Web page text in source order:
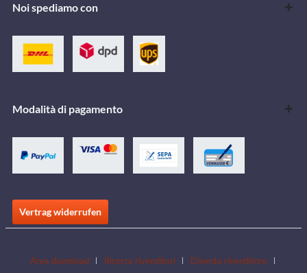
Noi spediamo con
Modalità di pagamento
Vertrag widerrufen
Area download Ricerca rivenditori Diventa rivenditore